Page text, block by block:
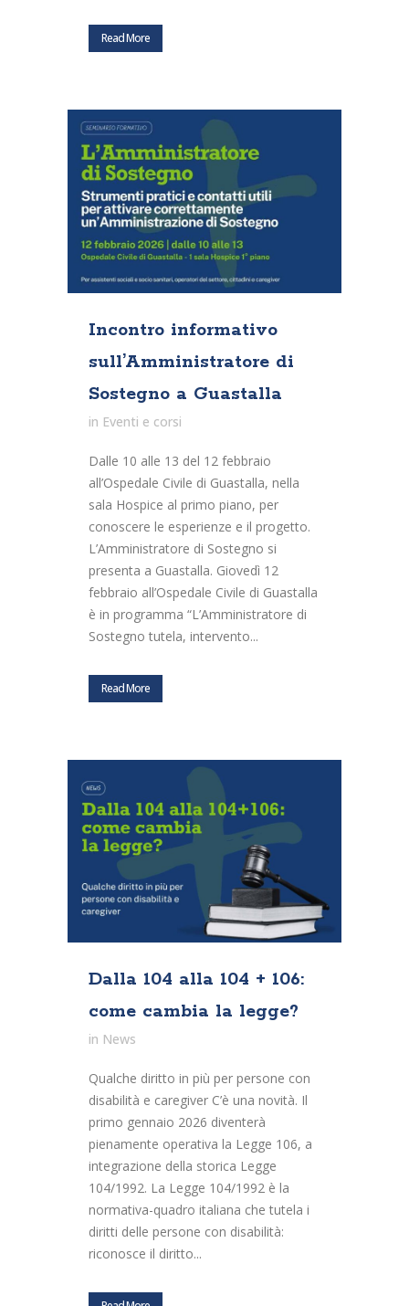
Read More
Incontro informativo
sull’Amministratore di
Sostegno a Guastalla
in Eventi e corsi
Dalle 10 alle 13 del 12 febbraio
all’Ospedale Civile di Guastalla, nella
sala Hospice al primo piano, per
conoscere le esperienze e il progetto.
L’Amministratore di Sostegno si
presenta a Guastalla. Giovedì 12
febbraio all’Ospedale Civile di Guastalla
è in programma “L’Amministratore di
Sostegno tutela, intervento...
Read More
Dalla 104 alla 104 + 106:
come cambia la legge?
in News
Qualche diritto in più per persone con
disabilità e caregiver C’è una novità. Il
primo gennaio 2026 diventerà
pienamente operativa la Legge 106, a
integrazione della storica Legge
104/1992. La Legge 104/1992 è la
normativa-quadro italiana che tutela i
diritti delle persone con disabilità:
riconosce il diritto...